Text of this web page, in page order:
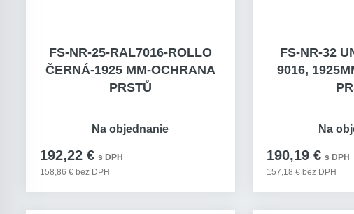
FS-NR-25-RAL7016-ROLLO
ČERNÁ-1925 MM-OCHRANA
PRSTŮ
192,22 € s DPH
158,86 € bez DPH
Na objednanie
FS-NR-32
9016,
190,19 € s DPH
157,18 € bez DPH
Na